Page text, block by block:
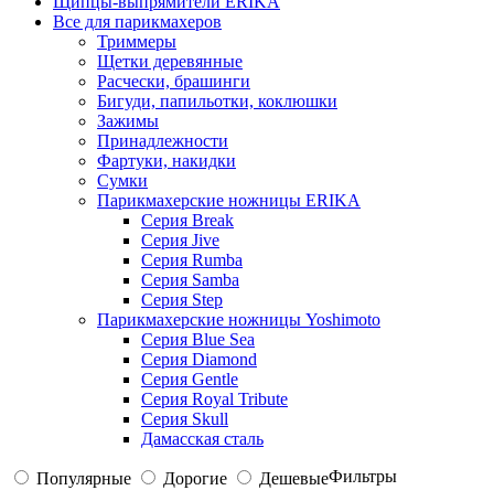
Все для парикмахеров
Триммеры
Щетки деревянные
Расчески, брашинги
Бигуди, папильотки, коклюшки
Зажимы
Принадлежности
Фартуки, накидки
Сумки
Парикмахерские ножницы ERIKA
Серия Break
Серия Jive
Серия Rumba
Серия Samba
Серия Step
Парикмахерские ножницы Yoshimoto
Серия Blue Sea
Серия Diamond
Серия Gentle
Серия Royal Tribute
Серия Skull
Дамасская сталь
Популярные Дорогие ДешевыеФильтры